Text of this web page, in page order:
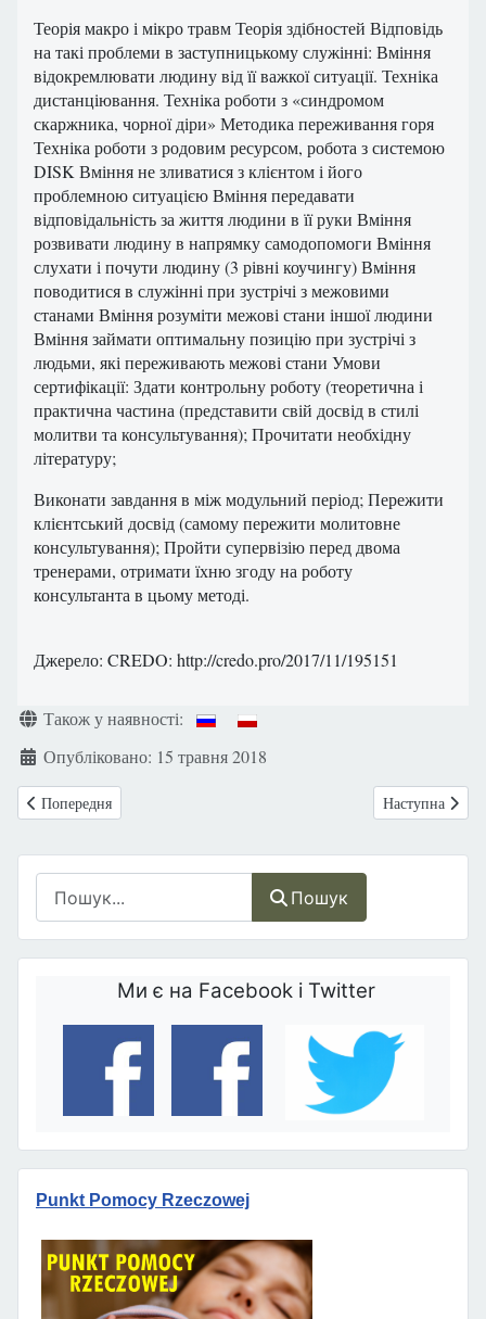
Пошук
Ми є на Facebook і Twitter
Punkt Pomocy Rzeczowej
Теорія макро і мікро травм Теорія здібностей Відповідь
на такі проблеми в заступницькому служінні: Вміння
відокремлювати людину від її важкої ситуації. Техніка
дистанціювання. Техніка роботи з «синдромом
скаржника, чорної діри» Методика переживання горя
Техніка роботи з родовим ресурсом, робота з системою
DISK Вміння не зливатися з клієнтом і його
проблемною ситуацією Вміння передавати
відповідальність за життя людини в її руки Вміння
розвивати людину в напрямку самодопомоги Вміння
слухати і почути людину (3 рівні коучингу) Вміння
поводитися в служінні при зустрічі з межовими
станами Вміння розуміти межові стани іншої людини
Вміння займати оптимальну позицію при зустрічі з
людьми, які переживають межові стани Умови
сертифікації: Здати контрольну роботу (теоретична і
практична частина (представити свій досвід в стилі
молитви та консультування); Прочитати необхідну
літературу;
Виконати завдання в між модульний період; Пережити
клієнтський досвід (самому пережити молитовне
консультування); Пройти супервізію перед двома
тренерами, отримати їхню згоду на роботу
консультанта в цьому методі.
Джерело: CREDO: http://credo.pro/2017/11/195151
ДеталіТакож у наявності:
Опубліковано: 15 травня 2018
Попередня стаття: Похорон Альфі. «Хлопчик, який об’єднав світ»...
Попередня Наступна
Наступна